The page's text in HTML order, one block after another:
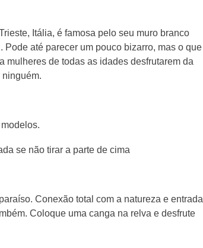
Itália, é famosa pelo seu muro branco
até parecer um pouco bizarro, mas o que
mulheres de todas as idades desfrutarem da
se não tirar a parte de cima
Conexão total com a natureza e entrada
Coloque uma canga na relva e desfrute